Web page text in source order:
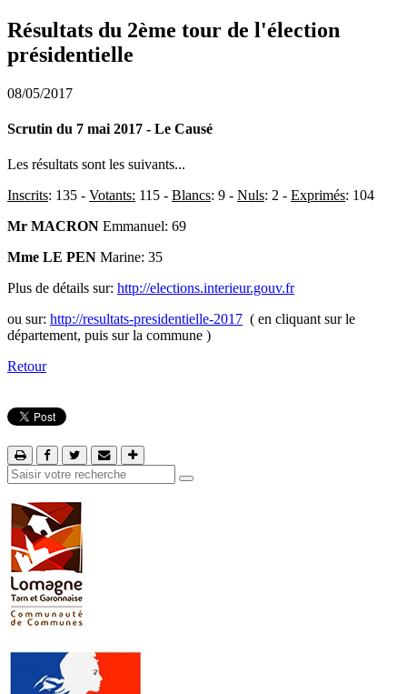
Résultats du 2ème tour de l'élection
présidentielle
08/05/2017
Scrutin du 7 mai 2017 - Le Causé
Les résultats sont les suivants...
Inscrits: 135 - Votants: 115 - Blancs: 9 - Nuls: 2 - Exprimés: 104
Mr MACRON Emmanuel: 69
Mme LE PEN Marine: 35
Plus de détails sur: http://elections.interieur.gouv.fr
ou sur: http://resultats-presidentielle-2017 ( en cliquant sur le
département, puis sur la commune )
Retour